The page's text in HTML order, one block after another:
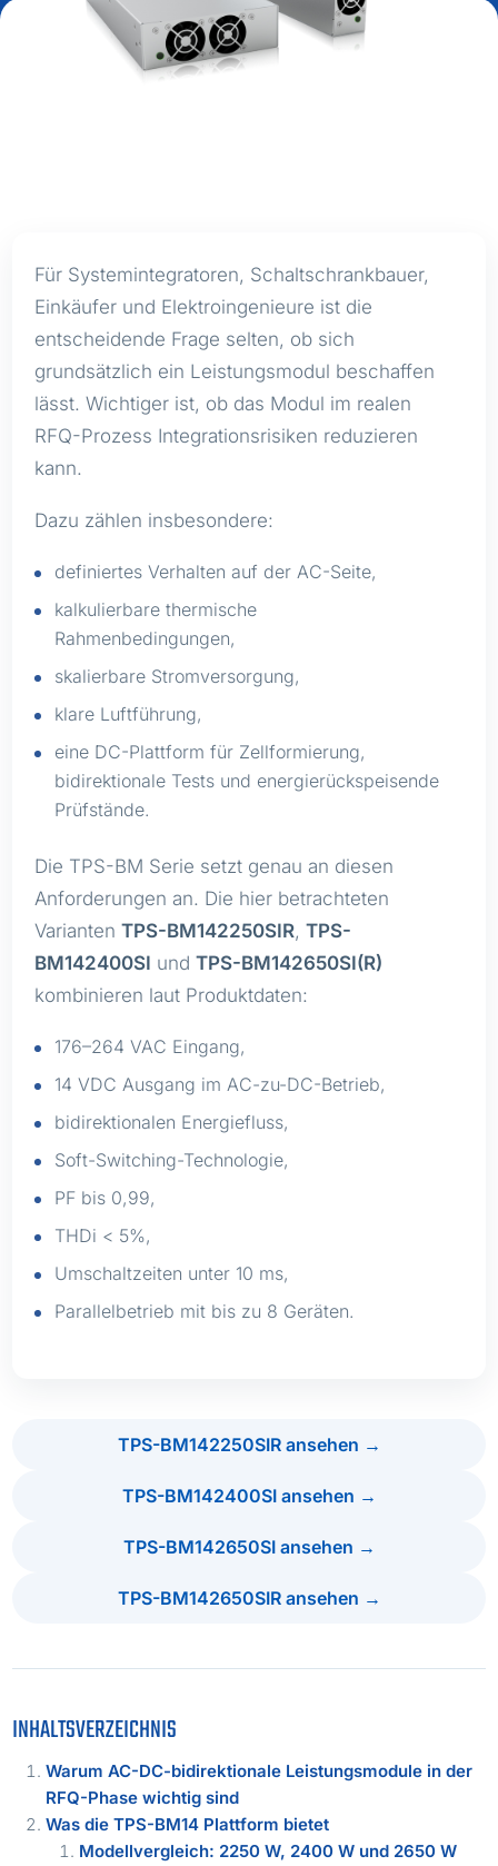
Für Systemintegratoren, Schaltschrankbauer,
Einkäufer und Elektroingenieure ist die
entscheidende Frage selten, ob sich
grundsätzlich ein Leistungsmodul beschaffen
lässt. Wichtiger ist, ob das Modul im realen
RFQ-Prozess Integrationsrisiken reduzieren
kann.
Dazu zählen insbesondere:
definiertes Verhalten auf der AC-Seite,
kalkulierbare thermische
Rahmenbedingungen,
skalierbare Stromversorgung,
klare Luftführung,
eine DC-Plattform für Zellformierung,
bidirektionale Tests und energierückspeisende
Prüfstände.
Die TPS-BM Serie setzt genau an diesen
Anforderungen an. Die hier betrachteten
VariantenTPS-BM142250SIR,TPS-
BM142400SI undTPS-BM142650SI(R)
kombinieren laut Produktdaten:
176–264 VAC Eingang,
14 VDC Ausgang im AC-zu-DC-Betrieb,
bidirektionalen Energiefluss,
Soft-Switching-Technologie,
PF bis 0,99,
THDi < 5%,
Umschaltzeiten unter 10 ms,
Parallelbetrieb mit bis zu 8 Geräten.
TPS-BM142250SIR ansehen →
TPS-BM142400SI ansehen →
TPS-BM142650SI ansehen →
TPS-BM142650SIR ansehen →
INHALTSVERZEICHNIS
Warum AC-DC-bidirektionale Leistungsmodule in der
RFQ-Phase wichtig sind
Was die TPS-BM14 Plattform bietet
Modellvergleich: 2250 W, 2400 W und 2650 W